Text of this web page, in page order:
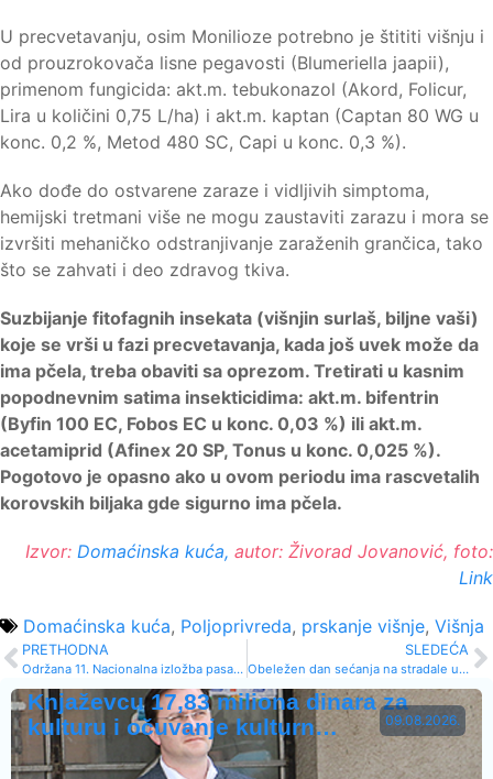
U precvetavanju, osim Monilioze potrebno je štititi višnju i
od prouzrokovača lisne pegavosti (Blumeriella jaapii),
primenom fungicida: akt.m. tebukonazol (Akord, Folicur,
Lira u količini 0,75 L/ha) i akt.m. kaptan (Captan 80 WG u
konc. 0,2 %, Metod 480 SC, Capi u konc. 0,3 %).
Ako dođe do ostvarene zaraze i vidljivih simptoma,
hemijski tretmani više ne mogu zaustaviti zarazu i mora se
izvršiti mehaničko odstranjivanje zaraženih grančica, tako
što se zahvati i deo zdravog tkiva.
Suzbijanje fitofagnih insekata (višnjin surlaš, biljne vaši)
koje se vrši u fazi precvetavanja, kada još uvek može da
ima pčela, treba obaviti sa oprezom. Tretirati u kasnim
popodnevnim satima insekticidima: akt.m. bifentrin
(Byfin 100 EC, Fobos EC u konc. 0,03 %) ili akt.m.
acetamiprid (Afinex 20 SP, Tonus u konc. 0,025 %).
Pogotovo je opasno ako u ovom periodu ima rascvetalih
korovskih biljaka gde sigurno ima pčela.
Izvor: Domaćinska kuća, autor: Živorad Jovanović, foto:
Link
Domaćinska kuća, Poljoprivreda, prskanje višnje, Višnja
PRETHODNA
Održana 11. Nacionalna izložba pasa svih rasa u Knjaževcu
SLEDEĆA
Obeležen dan sećanja na stradale u NATO agresiji
09.08.2026.
Knjaževcu 17,83 miliona dinara za
kulturu i očuvanje kulturn…